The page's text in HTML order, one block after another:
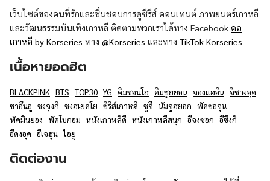
เว็บไซต์ของคนที่รักและชื่นชอบการดูซีรีส์ คอนเทนต์ ภาพยนตร์เกาหลี
และวัฒนธรรมบันเทิงเกาหลี ติดตามพวกเราได้ทาง Facebook คอ
เกาหลี by Korseries ทาง @Korseries และทาง TikTok Korseries
เนื้อหายอดฮิต
BLACKPINK BTS TOP30 YG คิมซอนโฮ คิมซูฮยอน จองแฮอิน จีชางอุค
ชาอึนอู ซงจุงกิ ซงฮเยคโย ซีรีส์เกาหลี ซูจี นัมจูฮยอก พัคซอจุน
พัคมินยอง พัคโบกอม หนังเกาหลีดี หนังเกาหลีสนุก อีจงซอก อีซึงกิ
อีดงอุค อีเจฮุน ไอยู
ติดต่องาน